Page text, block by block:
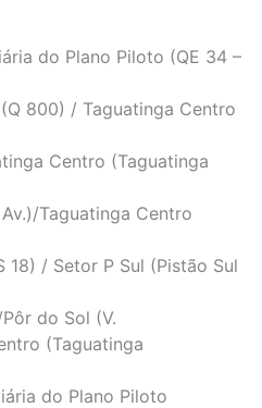
do Plano Piloto (QE 34 –
800) / Taguatinga Centro
Centro (Taguatinga
Taguatinga Centro
18) / Setor P Sul (Pistão Sul
do Sol (V.
(Taguatinga
do Plano Piloto